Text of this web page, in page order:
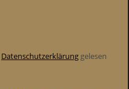
Datenschutzerklärung gelesen